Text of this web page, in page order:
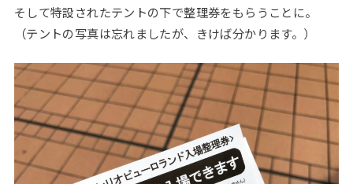
そして特設されたテントの下で整理券をもらうことに。
（テントの写真は忘れましたが、きけば分かります。）